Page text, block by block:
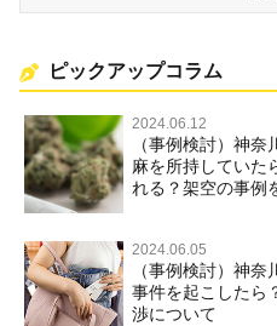
ピックアップコラム
2024.06.12
（事例検討）神
麻を所持していた
れる？架空の事例
2024.06.05
（事例検討）神奈
事件を起こしたら
渉について